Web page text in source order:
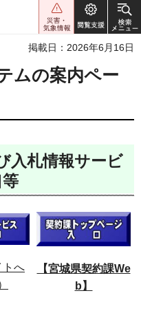
掲載日：2026年6月16日
ムの案内ペー
入札情報サービ
トへ
【宮城県契約課We
b】